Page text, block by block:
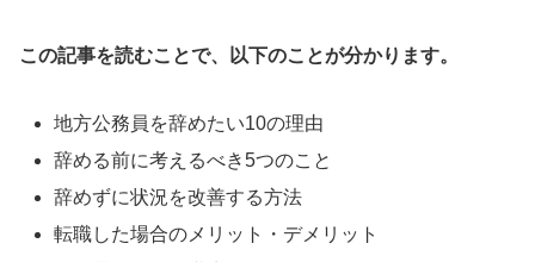
この記事を読むことで、以下のことが分かります。
地方公務員を辞めたい10の理由
辞める前に考えるべき5つのこと
辞めずに状況を改善する方法
転職した場合のメリット・デメリット